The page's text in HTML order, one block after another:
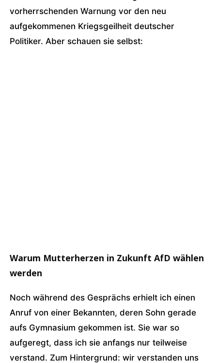
vorherrschenden Warnung vor den neu
aufgekommenen Kriegsgeilheit deutscher
Politiker. Aber schauen sie selbst:
Warum Mutterherzen in Zukunft AfD wählen
werden
Noch während des Gesprächs erhielt ich einen
Anruf von einer Bekannten, deren Sohn gerade
aufs Gymnasium gekommen ist. Sie war so
aufgeregt, dass ich sie anfangs nur teilweise
verstand. Zum Hintergrund: wir verstanden uns